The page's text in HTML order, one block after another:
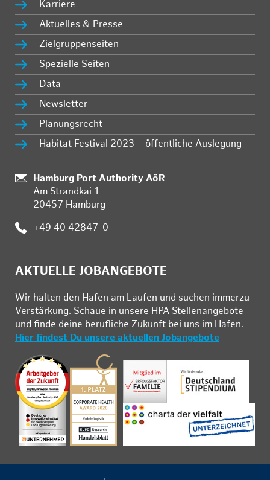
Karriere
Aktuelles & Presse
Zielgruppenseiten
Spezielle Seiten
Data
Newsletter
Planungsrecht
Habitat Festival 2023 – öffentliche Auslegung
Standort:
Hamburg Port Authority AöR
Am Strandkai 1
20457 Hamburg
Telefon:
+49 40 42847-0
AKTUELLE JOBANGEBOTE
Wir hal­ten den Ha­fen am Lau­fen und su­chen im­mer­zu
Ver­stär­kung. Schau­e in un­se­re HPA Stel­len­an­ge­bo­te
und fin­de deine be­ruf­li­che Zu­kunft bei uns im Ha­fen.
Hier findest Du unsere aktuellen Jobangebote